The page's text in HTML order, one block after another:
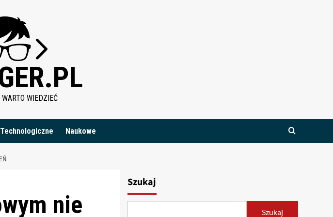
WIEDZIEĆ
Technologiczne Naukowe
nie
Szukaj
Szukaj